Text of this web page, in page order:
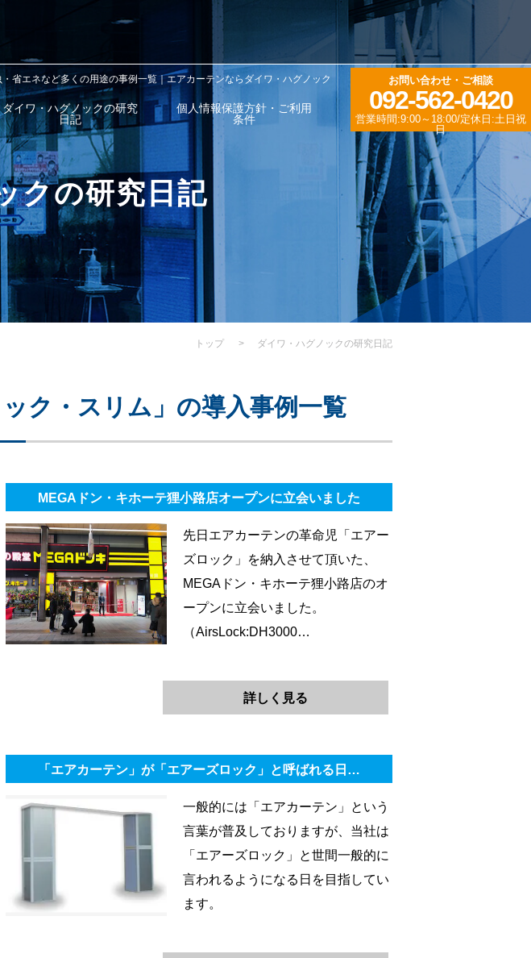
お問い合わせ・ご相談
092-562-0420
営業時間:9:00～18:00/定休日:土日祝
日
・省エネなど多くの用途の事例一覧｜エアカーテンならダイワ・ハグノック
ダイワ・ハグノックの研究
日記
個人情報保護方針・ご利用
条件
クの研究日記
トップ > ダイワ・ハグノックの研究日記
ク・スリム」の導入事例一覧
MEGAドン・キホーテ狸小路店オープンに立会いました
先日エアカーテンの革命児「エアー
ズロック」を納入させて頂いた、
MEGAドン・キホーテ狸小路店のオ
ープンに立会いました。
（AirsLock:DH3000…
詳しく見る
「エアカーテン」が「エアーズロック」と呼ばれる日…
一般的には「エアカーテン」という
言葉が普及しておりますが、当社は
「エアーズロック」と世間一般的に
言われるようになる日を目指してい
ます。